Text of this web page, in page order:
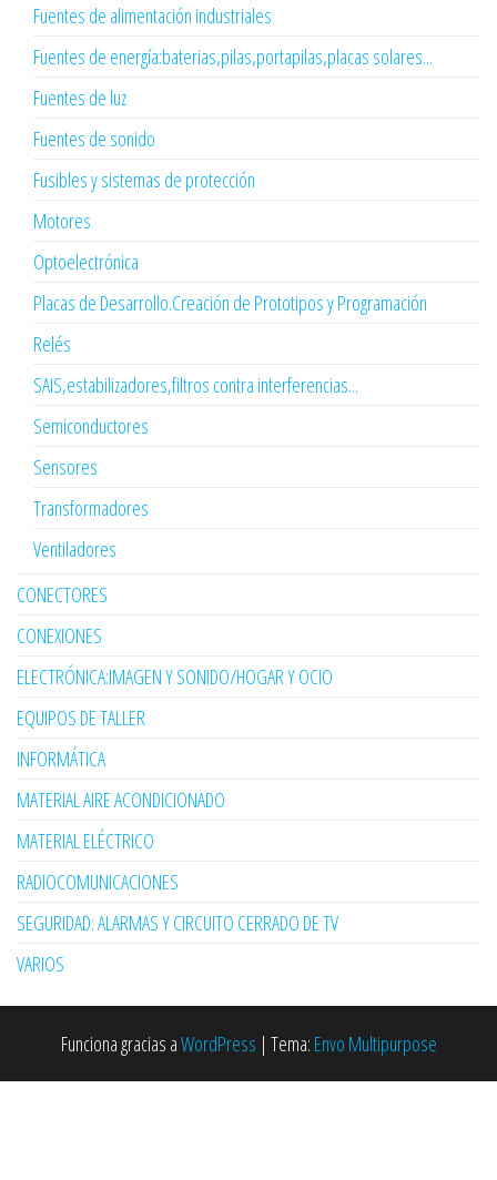
Fuentes de alimentación industriales
Fuentes de energía:baterias,pilas,portapilas,placas solares...
Fuentes de luz
Fuentes de sonido
Fusibles y sistemas de protección
Motores
Optoelectrónica
Placas de Desarrollo.Creación de Prototipos y Programación
Relés
SAIS,estabilizadores,filtros contra interferencias...
Semiconductores
Sensores
Transformadores
Ventiladores
CONECTORES
CONEXIONES
ELECTRÓNICA:IMAGEN Y SONIDO/HOGAR Y OCIO
EQUIPOS DE TALLER
INFORMÁTICA
MATERIAL AIRE ACONDICIONADO
MATERIAL ELÉCTRICO
RADIOCOMUNICACIONES
SEGURIDAD: ALARMAS Y CIRCUITO CERRADO DE TV
VARIOS
Funciona gracias aWordPress | Tema: Envo Multipurpose